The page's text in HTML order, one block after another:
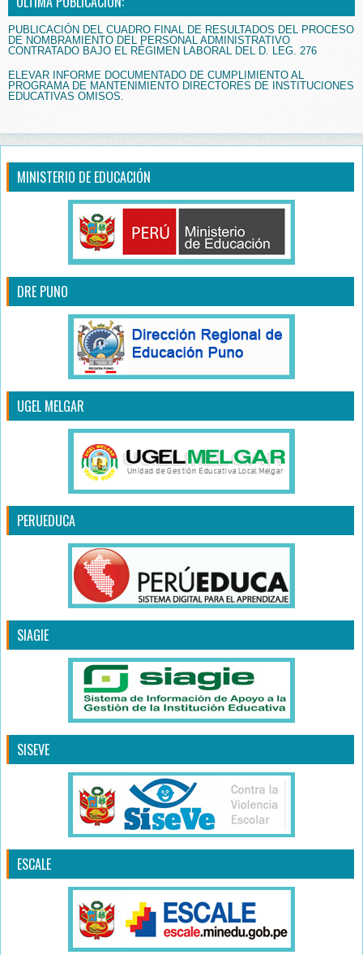
PUBLICACIÓN DEL CUADRO FINAL DE RESULTADOS DEL PROCESO
DE NOMBRAMIENTO DEL PERSONAL ADMINISTRATIVO
CONTRATADO BAJO EL RÉGIMEN LABORAL DEL D. LEG. 276
ELEVAR INFORME DOCUMENTADO DE CUMPLIMIENTO AL
PROGRAMA DE MANTENIMIENTO DIRECTORES DE INSTITUCIONES
EDUCATIVAS OMISOS.
MINISTERIO DE EDUCACIÓN
DRE PUNO
UGEL MELGAR
PERUEDUCA
SIAGIE
SISEVE
ESCALE